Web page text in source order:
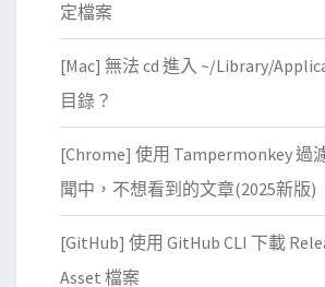
定檔案
[Mac] 無法 cd 進入 ~/Library/
目錄？
[Chrome] 使用 Tampermonkey 過
聞中，不想看到的文章(2025新版)
[GitHub] 使用 GitHub CLI 下載
Asset 檔案